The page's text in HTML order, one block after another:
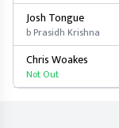
Josh Tongue
b Prasidh Krishna
Chris Woakes
Not Out